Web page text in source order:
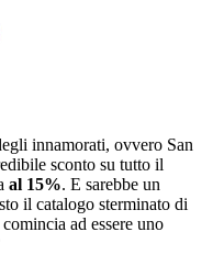
innamorati, ovvero San
sconto su tutto il
al 15%. E sarebbe un
il catalogo sterminato di
comincia ad essere uno